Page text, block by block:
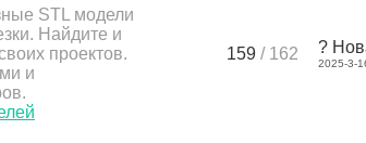
STL модели
Найдите и
проектов.
и
159 / 162 ?
2025-3-